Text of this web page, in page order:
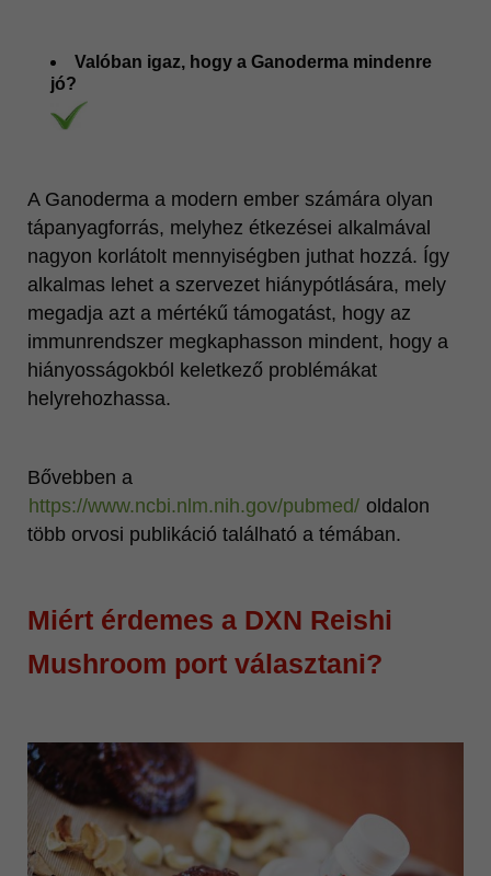
Valóban igaz, hogy a Ganoderma mindenre
jó?
A Ganoderma a modern ember számára olyan
tápanyagforrás, melyhez étkezései alkalmával
nagyon korlátolt mennyiségben juthat hozzá. Így
alkalmas lehet a szervezet hiánypótlására, mely
megadja azt a mértékű támogatást, hogy az
immunrendszer megkaphasson mindent, hogy a
hiányosságokból keletkező problémákat
helyrehozhassa.
Bővebben a
https://www.ncbi.nlm.nih.gov/pubmed/ oldalon
több orvosi publikáció található a témában.
Miért érdemes a DXN Reishi
Mushroom port választani?